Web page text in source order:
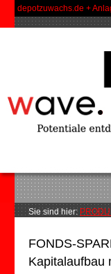
depotzuwachs.de +
Sie sind hier:
FONDS-
Kapitalaufbau